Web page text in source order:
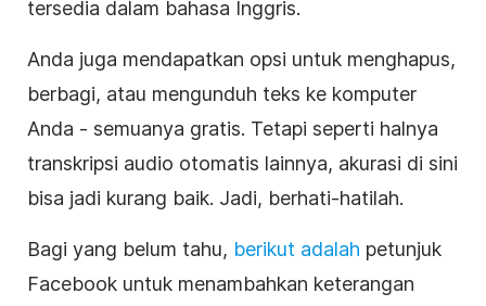
tersedia dalam bahasa Inggris.
Anda juga mendapatkan opsi untuk menghapus,
berbagi, atau mengunduh teks ke komputer
Anda - semuanya gratis. Tetapi seperti halnya
transkripsi audio otomatis lainnya, akurasi di sini
bisa jadi kurang baik. Jadi, berhati-hatilah.
Bagi yang belum tahu, berikut adalah petunjuk
Facebook untuk menambahkan keterangan